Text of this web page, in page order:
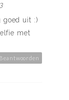
goed uit :)
met
Beantwoorden